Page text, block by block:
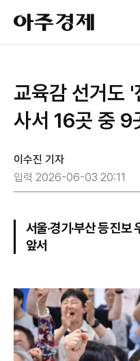
아
주
경
교육감 선거도
사서 16곳 중 9
이수진 기자
입력 2026-06-03 20:11
서울·경기·부산 등 진보
앞서